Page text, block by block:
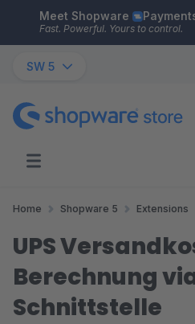
Skip to main content
Meet Shopware
Fast. Powerful. Yours to control.
SW 5
Home Shopware 5 Extensions
UPS
Berechnung via
Schnittstelle